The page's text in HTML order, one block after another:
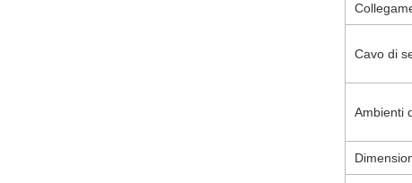
Cavo di
Ambienti